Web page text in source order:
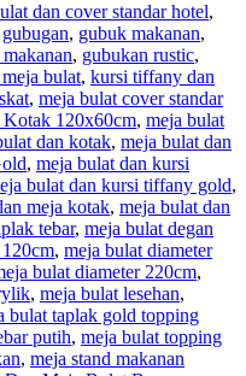
dan cover standar hotel,
gubugan, gubuk makanan,
, gubukan rustic,
bulat, kursi tiffany dan
, meja bulat cover standar
120x60cm, meja bulat
dan kotak, meja bulat dan
, meja bulat dan kursi
bulat dan kursi tiffany gold,
meja kotak, meja bulat dan
tebar, meja bulat degan
, meja bulat diameter
bulat diameter 220cm,
, meja bulat lesehan,
bulat taplak gold topping
putih, meja bulat topping
, meja stand makanan